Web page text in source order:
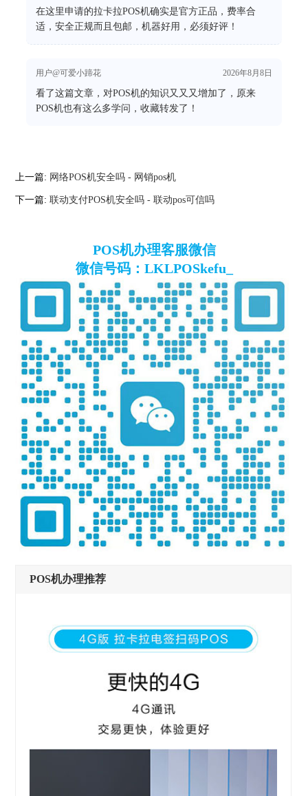
在这里申请的拉卡拉POS机确实是官方正品，费率合
适，安全正规而且包邮，机器好用，必须好评！
用户@可爱小蹄花 2026年8月8日
看了这篇文章，对POS机的知识又又又增加了，原来
POS机也有这么多学问，收藏转发了！
上一篇: 网络POS机安全吗 - 网销pos机
下一篇:联动支付POS机安全吗 - 联动pos可信吗
POS机办理客服微信
微信号码：LKLPOSkefu_
POS机办理推荐